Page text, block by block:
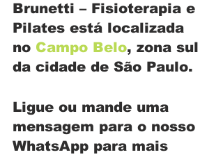
Brunetti – Fisioterapia e
Pilates está localizada
no Campo Belo, zona sul
da cidade de São Paulo.
Ligue ou mande uma
mensagem para o nosso
WhatsApp para mais